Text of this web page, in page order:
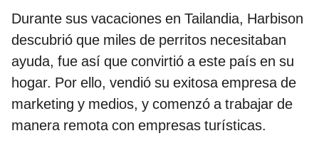
Durante sus vacaciones en Tailandia, Harbison
descubrió que miles de perritos necesitaban
ayuda, fue así que convirtió a este país en su
hogar. Por ello, vendió su exitosa empresa de
marketing y medios, y comenzó a trabajar de
manera remota con empresas turísticas.